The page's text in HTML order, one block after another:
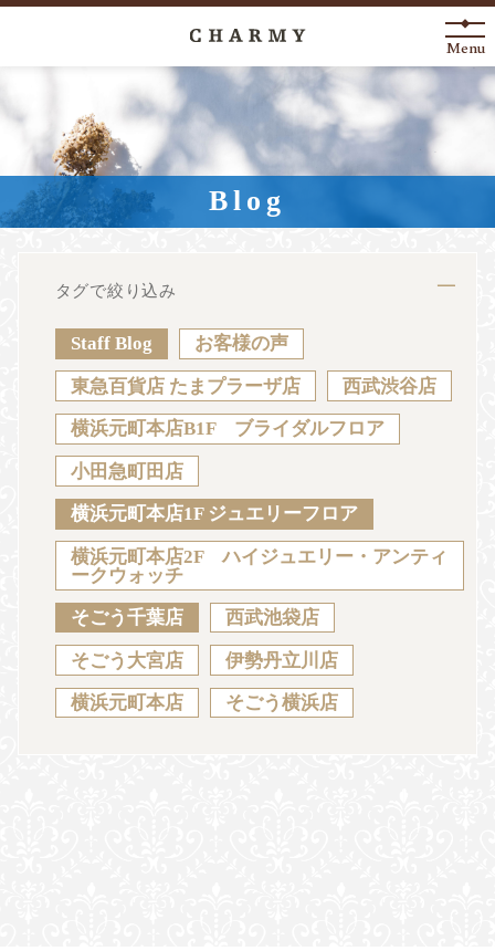
New Arrival
About
Engagement Ring
Anniversary
News Blog
Sustainability Voice Catalog
JA EN CH KO
Menu
Blog
タグで絞り込み
Staff Blog お客様の声
東急百貨店 たまプラーザ店 西武渋谷店
横浜元町本店B1F ブライダルフロア
小田急町田店
横浜元町本店1F ジュエリーフロア
横浜元町本店2F ハイジュエリー・アンティ
ークウォッチ
そごう千葉店 西武池袋店
そごう大宮店 伊勢丹立川店
横浜元町本店 そごう横浜店